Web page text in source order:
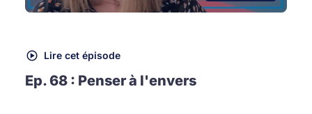
Lire cet épisode
Ep. 68 : Penser à l'envers